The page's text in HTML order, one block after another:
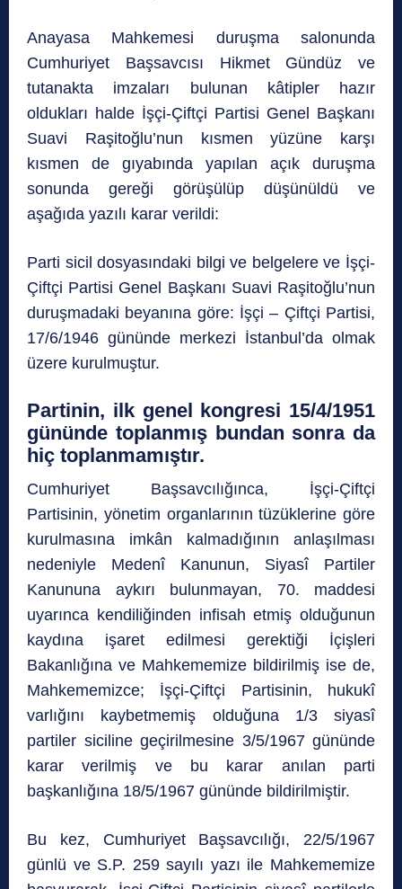
Anayasa Mahkemesi duruşma salonunda
Cumhuriyet Başsavcısı Hikmet Gündüz ve
tutanakta imzaları bulunan kâtipler hazır
oldukları halde İşçi-Çiftçi Partisi Genel Başkanı
Suavi Raşitoğlu’nun kısmen yüzüne karşı
kısmen de gıyabında yapılan açık duruşma
sonunda gereği görüşülüp düşünüldü ve
aşağıda yazılı karar verildi:
Parti sicil dosyasındaki bilgi ve belgelere ve İşçi-
Çiftçi Partisi Genel Başkanı Suavi Raşitoğlu’nun
duruşmadaki beyanına göre: İşçi – Çiftçi Partisi,
17/6/1946 gününde merkezi İstanbul’da olmak
üzere kurulmuştur.
Partinin, ilk genel kongresi 15/4/1951
gününde toplanmış bundan sonra da
hiç toplanmamıştır.
Cumhuriyet Başsavcılığınca, İşçi-Çiftçi
Partisinin, yönetim organlarının tüzüklerine göre
kurulmasına imkân kalmadığının anlaşılması
nedeniyle Medenî Kanunun, Siyasî Partiler
Kanununa aykırı bulunmayan, 70. maddesi
uyarınca kendiliğinden infisah etmiş olduğunun
kaydına işaret edilmesi gerektiği İçişleri
Bakanlığına ve Mahkememize bildirilmiş ise de,
Mahkememizce; İşçi-Çiftçi Partisinin, hukukî
varlığını kaybetmemiş olduğuna 1/3 siyasî
partiler siciline geçirilmesine 3/5/1967 gününde
karar verilmiş ve bu karar anılan parti
başkanlığına 18/5/1967 gününde bildirilmiştir.
Bu kez, Cumhuriyet Başsavcılığı, 22/5/1967
günlü ve S.P. 259 sayılı yazı ile Mahkememize